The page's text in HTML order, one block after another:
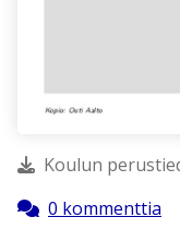
Koulun
0 kommenttia